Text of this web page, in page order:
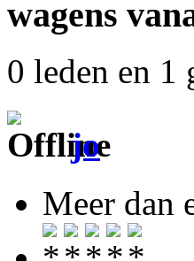
wagens
0 leden en
jo
Meer dan